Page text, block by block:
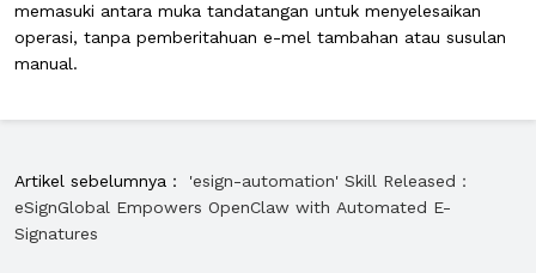
memasuki antara muka tandatangan untuk menyelesaikan
operasi, tanpa pemberitahuan e-mel tambahan atau susulan
manual.
Artikel sebelumnya： 'esign-automation' Skill Released：
eSignGlobal Empowers OpenClaw with Automated E-
Signatures